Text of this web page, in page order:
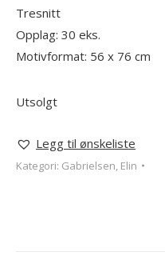
Tresnitt
Opplag: 30 eks.
Motivformat: 56 x 76 cm
Utsolgt
Legg til ønskeliste
Kategori: Gabrielsen, Elin